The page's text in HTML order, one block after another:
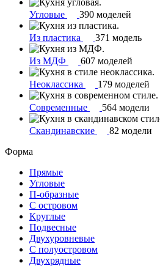
Угловые 390 моделей
Из пластика 371 модель
Из МДФ 607 моделей
Неоклассика 179 моделей
Современные 564 модели
Скандинавские
82 модели
Форма
Прямые
Угловые
П-образные
С островом
Круглые
Подвесные
Двухуровневые
С полуостровом
Двухрядные